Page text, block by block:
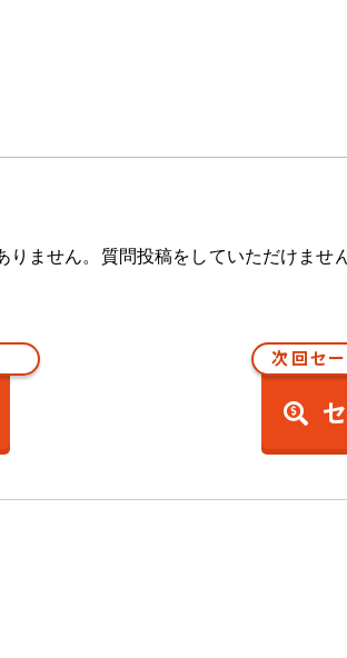
りません。質問投稿をしていただけませ
次回セ